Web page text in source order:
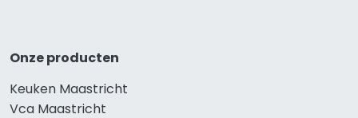
Onze producten
Keuken Maastricht
Vca Maastricht